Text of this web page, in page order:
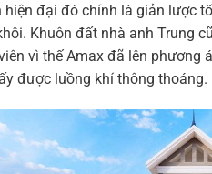
đại đó chính là giản lược
Khuôn đất nhà anh Trung
vì thế Amax đã lên phương
được luồng khí thông thoáng.